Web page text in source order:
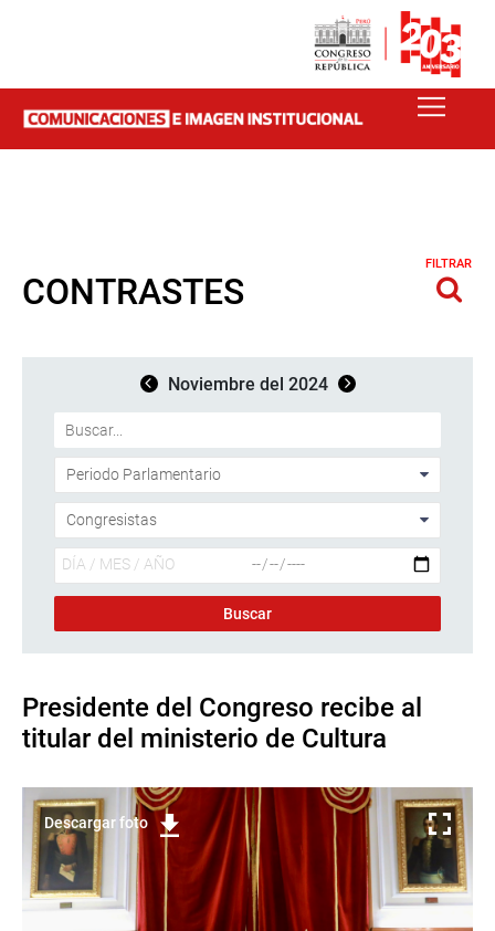
CONTRASTES
FILTRAR
Noviembre del 2024
Presidente del Congreso recibe al
titular del ministerio de Cultura
Descargar foto